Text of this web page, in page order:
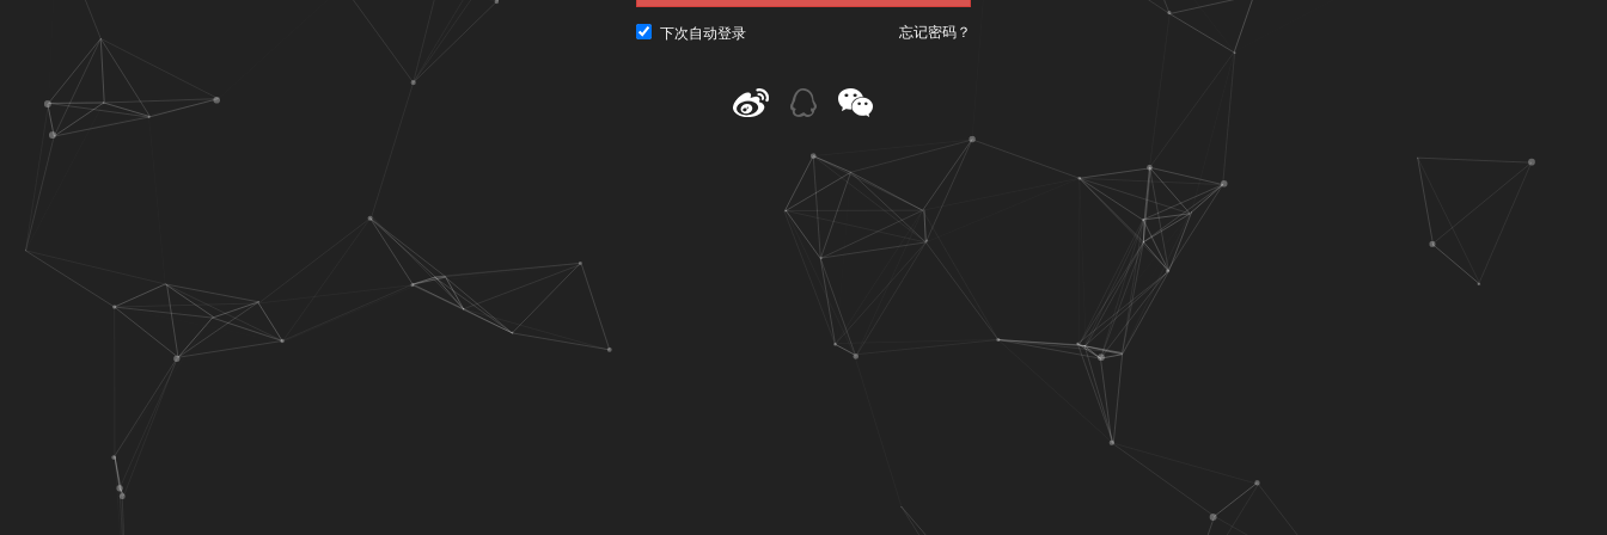
下次自动登录 忘记密码？
@ CNU视觉联盟（www.cnu.cc） 粤ICP备10023979号-3